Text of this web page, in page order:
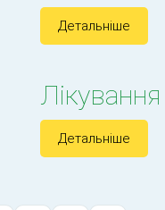
Детальніше
Лікування
Детальніше